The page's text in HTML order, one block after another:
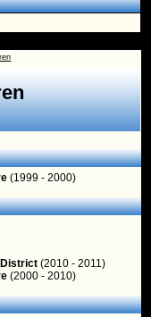
(1999 - 2000)
District (2010 - 2011)
(2000 - 2010)